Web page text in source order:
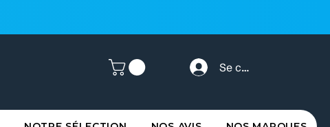
Se connecter